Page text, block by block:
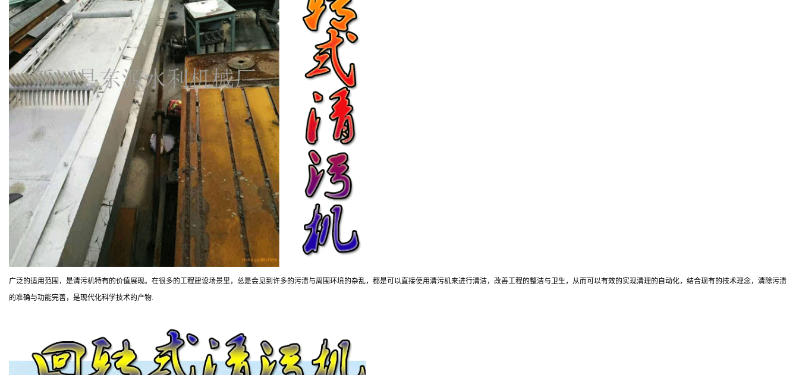
广泛的适用范围，是清污机特有的价值展现。在很多的工程建设场景里，总是会见到许多的污渍与周围环境的杂乱，都是可以直接使用清污机来进行清洁，改善工程的整洁与卫生，从而可以有效的实现清理的自动化，结合现有的技术理念，清除污渍
的准确与功能完善，是现代化科学技术的产物.